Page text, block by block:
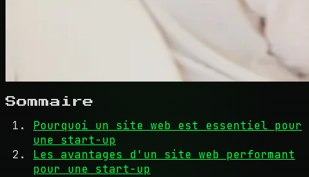
Sommaire
Pourquoi un site web est essentiel pour
une start-up
Les avantages d'un site web performant
pour une start-up